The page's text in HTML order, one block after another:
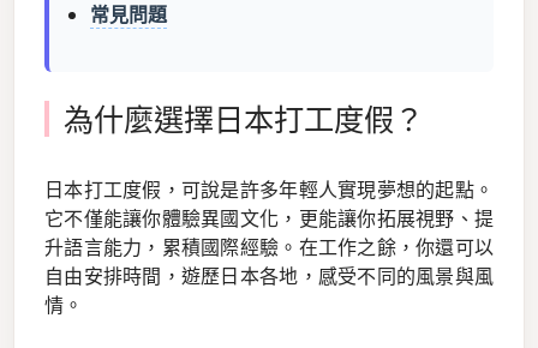
常見問題
為什麼選擇日本打工度假？
日本打工度假，可說是許多年輕人實現夢想的起點。
它不僅能讓你體驗異國文化，更能讓你拓展視野、提
升語言能力，累積國際經驗。在工作之餘，你還可以
自由安排時間，遊歷日本各地，感受不同的風景與風
情。